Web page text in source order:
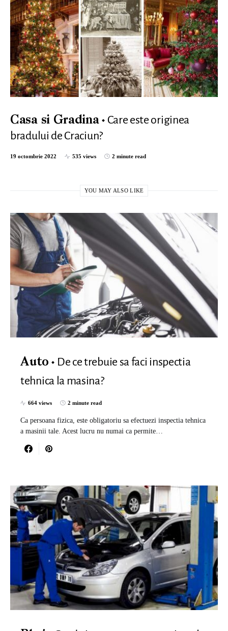
Casa si Gradina
Care este originea
bradului de Craciun?
19 octombrie 2022 535 views 2 minute read
YOU MAY ALSO LIKE
Auto
De ce trebuie sa faci inspectia
tehnica la masina?
664 views 2 minute read
Ca persoana fizica, este obligatoriu sa efectuezi inspectia tehnica
a masinii tale. Acest lucru nu numai ca permite…